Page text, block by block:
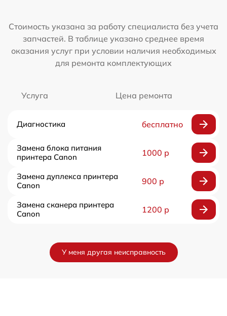
Стоимость указана за работу специалиста без учета
запчастей. В таблице указано среднее время
оказания услуг при условии наличия необходимых
для ремонта комплектующих
Услуга Цена ремонта
Диагностика бесплатно
Замена блока питания
принтера Canon
1000 р
Замена дуплекса принтера
Canon
900 р
Замена сканера принтера
Canon
1200 р
У меня другая неисправность